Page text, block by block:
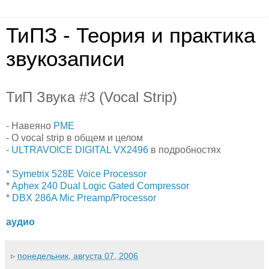
ТиПЗ - Теория и практика
звукозаписи
ТиП Звука #3 (Vocal Strip)
- Навеяно PME
- О vocal strip в общем и целом
- ULTRAVOICE DIGITAL VX2496 в подробностях
* Symetrix 528E Voice Processor
*Aphex 240 Dual Logic Gated Compressor
* DBX 286A Mic Preamp/Processor
аудио
▹ понедельник, августа 07, 2006